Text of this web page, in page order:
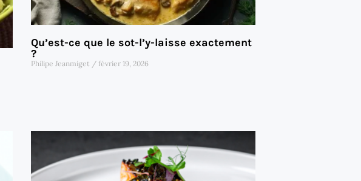
Qu’est-ce que le sot-l’y-laisse exactement
?
Philipe Jeanmiget février 19, 2026